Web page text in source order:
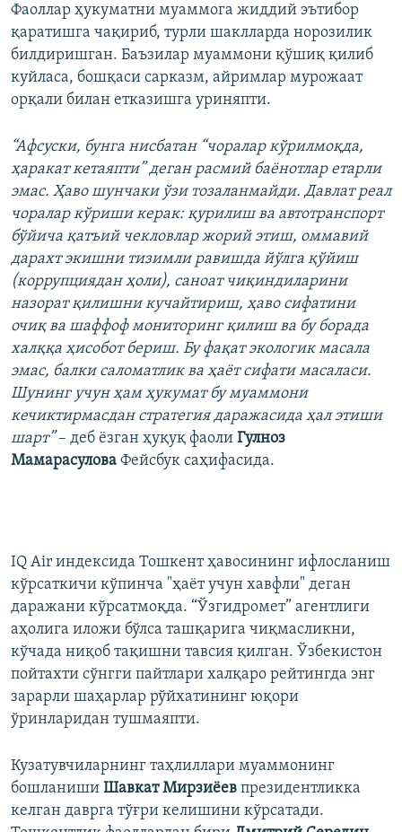
Фаоллар ҳукуматни муаммога жиддий эътибор
қаратишга чақириб, турли шаклларда норозилик
билдиришган. Баъзилар муаммони қўшиқ қилиб
куйласа, бошқаси сарказм, айримлар мурожаат
орқали билан етказишга уриняпти.
“Афсуски, бунга нисбатан “чоралар кўрилмоқда,
ҳаракат кетаяпти” деган расмий баёнотлар етарли
эмас. Ҳаво шунчаки ўзи тозаланмайди. Давлат реал
чоралар кўриши керак: қурилиш ва автотранспорт
бўйича қатъий чекловлар жорий этиш, оммавий
дарахт экишни тизимли равишда йўлга қўйиш
(коррупциядан ҳоли), саноат чиқиндиларини
назорат қилишни кучайтириш, ҳаво сифатини
очиқ ва шаффоф мониторинг қилиш ва бу борада
халққа ҳисобот бериш. Бу фақат экологик масала
эмас, балки саломатлик ва ҳаёт сифати масаласи.
Шунинг учун ҳам ҳукумат бу муаммони
кечиктирмасдан стратегия даражасида ҳал этиши
шарт”– деб ёзган ҳуқуқ фаоли Гулноз
Мамарасулова Фейсбук саҳифасида.
IQ Air индексида Тошкент ҳавосининг ифлосланиш
кўрсаткичи кўпинча "ҳаёт учун хавфли" деган
даражани кўрсатмоқда. “Ўзгидромет” агентлиги
аҳолига иложи бўлса ташқарига чиқмасликни,
кўчада ниқоб тақишни тавсия қилган. Ўзбекистон
пойтахти сўнгги пайтлари халқаро рейтингда энг
зарарли шаҳарлар рўйхатининг юқори
ўринларидан тушмаяпти.
Кузатувчиларнинг таҳлиллари муаммонинг
бошланиши Шавкат Мирзиёев президентликка
келган даврга тўғри келишини кўрсатади.